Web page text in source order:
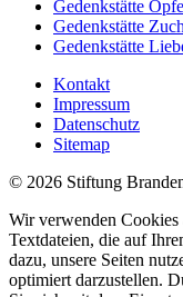
Gedenkstätte
Gedenkstätte
Gedenkstätte
Kontakt
Impressum
Datenschutz
Sitemap
© 2026 Stiftung
Wir verwenden Cookies
Textdateien, die auf
dazu, unsere Seiten
optimiert darzustellen.